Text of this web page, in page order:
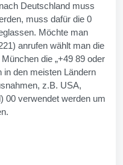
Deutschland muss
muss dafür die 0
Möchte man
anrufen wählt man die
die „+49 89 oder
in den meisten Ländern
z.B. USA,
00 verwendet werden um